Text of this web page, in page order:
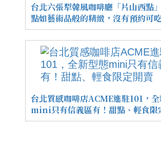
台北六張犁韓風咖啡廳「片山西點
點如藝術品般的精緻，沒有預約可
台北質感咖啡店ACME進駐101，
mini只有信義區有！甜點、輕食限